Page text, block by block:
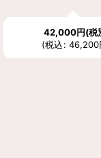
42,000円(税
(税込: 46,200